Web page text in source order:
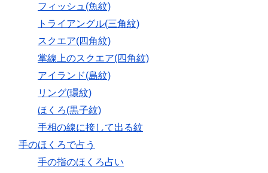
フィッシュ(魚紋)
トライアングル(三角紋)
スクエア(四角紋)
掌線上のスクエア(四角紋)
アイランド(島紋)
リング(環紋)
ほくろ(黒子紋)
手相の線に接して出る紋
手のほくろで占う
手の指のほくろ占い